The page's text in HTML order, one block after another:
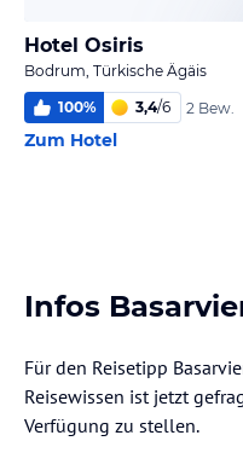
Hotel Osiris
Bodrum, Türkische Ägäis
100% 3,4/6 2 Bew.
Zum Hotel
Infos
Für den Reisetipp
Reisewissen ist jetzt
Verfügung zu stellen.